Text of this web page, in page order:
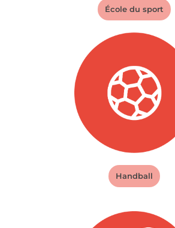
École du sport
Handball